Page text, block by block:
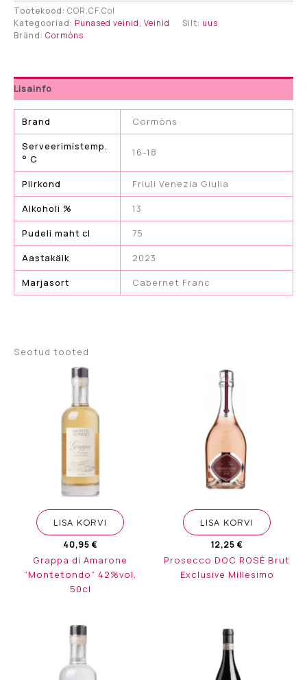
COLLIO
kogus
Tootekood: COR.CF.Col
Kategooriad: Punased veinid , Veinid Silt: uus
Bränd: Cormòns
Lisainfo
Brand
Cormòns
Serveerimistemp.
° C
16-18
Piirkond
Friuli Venezia Giulia
Alkoholi %
13
Pudeli maht cl
75
Aastakäik
2023
Marjasort
Cabernet Franc
Seotud tooted
LISA KORVI
40,95 €
Grappa di Amarone
“Montetondo” 42%vol.
50cl
LISA KORVI
12,25 €
Prosecco DOC ROSÈ Brut
Exclusive Millesimo